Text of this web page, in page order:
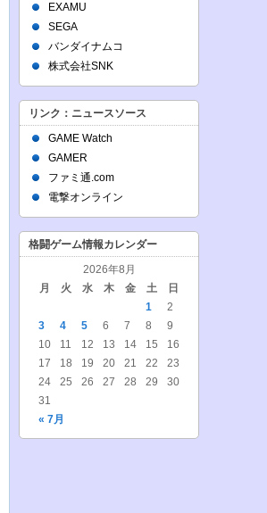
EXAMU
SEGA
バンダイナムコ
株式会社SNK
リンク：ニュースソース
GAME Watch
GAMER
ファミ通.com
電撃オンライン
格闘ゲーム情報カレンダー
2026年8月
月
火 水 木 金 土 日
« 7月
1
2
3
4 5 6 7 8
9
10
11 12 13 14 15
16
17
18 19 20 21 22
23
24
25 26 27 28 29
30
31